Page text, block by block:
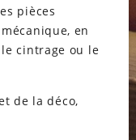
pièces
en
cintrage ou le
de la déco,